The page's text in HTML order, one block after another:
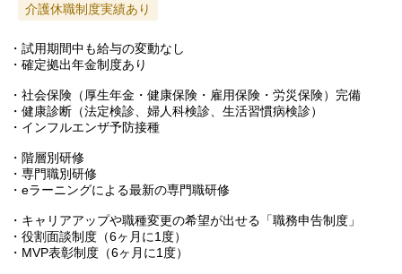
介護休職制度実績あり
・試用期間中も給与の変動なし
・確定拠出年金制度あり
・社会保険（厚生年金・健康保険・雇用保険・労災保険）完備
・健康診断（法定検診、婦人科検診、生活習慣病検診）
・インフルエンザ予防接種
・階層別研修
・専門職別研修
・eラーニングによる最新の専門職研修
・キャリアアップや職種変更の希望が出せる「職務申告制度」
・役割面談制度（6ヶ月に1度）
・MVP表彰制度（6ヶ月に1度）